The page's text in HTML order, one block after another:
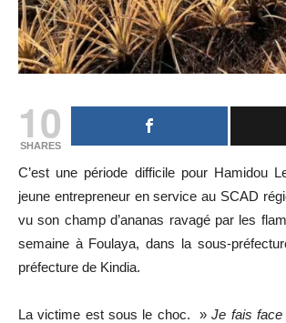
10
SHARES
C’est une période difficile pour Hamidou
jeune entrepreneur en service au SCAD
vu son champ d’ananas ravagé par les
semaine à Foulaya, dans la sous-
préfecture de Kindia.
La victime est sous le choc. »Je fais face